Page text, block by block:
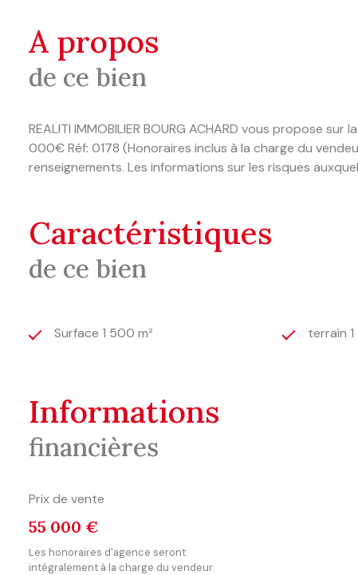
a propos
de ce bien
REALITI IMMOBILIER BOURG ACHARD vous propose
000€ Réf: 0178 (Honoraires inclus à la charge du
renseignements. Les informations sur les risques
caractéristiques
de ce bien
Surface 1 500 m² terrain
informations
financières
Prix de vente
55 000 €
Les honoraires d'agence seront
intégralement à la charge du vendeur